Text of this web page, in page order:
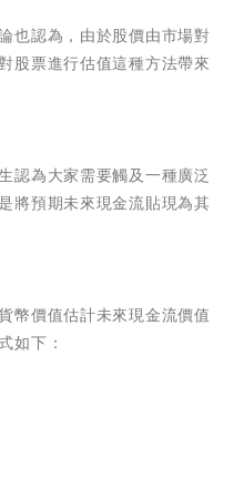
也認為，由於股價由市場對
股票進行估值這種方法帶來
認為大家需要觸及一種廣泛
將預期未來現金流貼現為其
幣價值估計未來現金流價值
如下：